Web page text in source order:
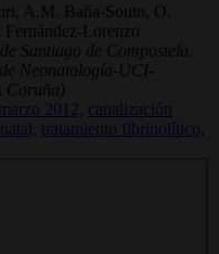
A.M. Baña-Souto, O.
Lorenzo
Santiago de Compostela.
Neonatología-UCI-
Coruña)
2012,
canalización
tratamiento fibrinolítico,